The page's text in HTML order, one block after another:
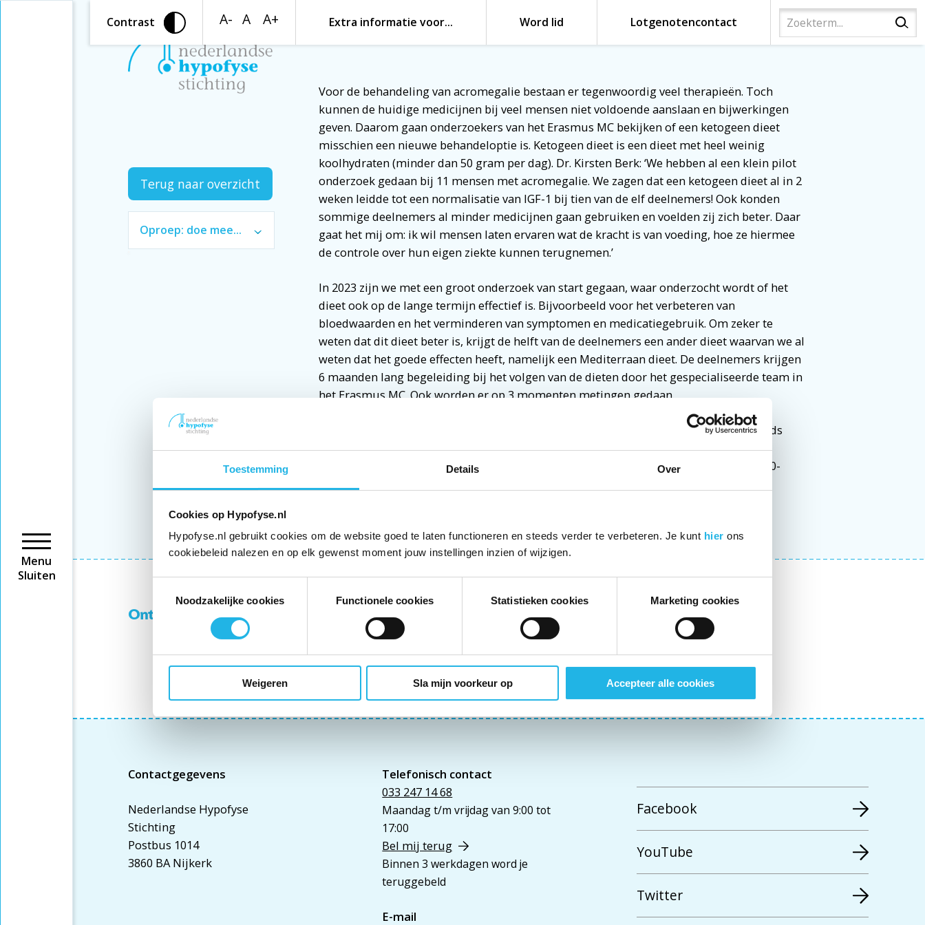
Toestemming Details Over
Cookies op Hypofyse.nl
Hypofyse.nl gebruikt cookies om de website goed te laten functioneren en steeds verder te verbeteren. Je kunt hier ons
cookiebeleid nalezen en op elk gewenst moment jouw instellingen inzien of wijzigen.
Noodzakelijke cookies
Functionele cookies Statistieken cookies Marketing cookies
Weigeren Sla mijn voorkeur op Accepteer alle cookies
Menu
Sluiten
Contrast A- A A+ Extra informatie voor… Word lid Lotgenotencontact
Voor de behandeling van acromegalie bestaan er tegenwoordig veel therapieën. Toch
kunnen de huidige medicijnen bij veel mensen niet voldoende aanslaan en bijwerkingen
geven. Daarom gaan onderzoekers van het Erasmus MC bekijken of een ketogeen dieet
misschien een nieuwe behandeloptie is. Ketogeen dieet is een dieet met heel weinig
koolhydraten (minder dan 50 gram per dag). Dr. Kirsten Berk: ‘We hebben al een klein pilot
onderzoek gedaan bij 11 mensen met acromegalie. We zagen dat een ketogeen dieet al in 2
weken leidde tot een normalisatie van IGF-1 bij tien van de elf deelnemers! Ook konden
sommige deelnemers al minder medicijnen gaan gebruiken en voelden zij zich beter. Daar
gaat het mij om: ik wil mensen laten ervaren wat de kracht is van voeding, hoe ze hiermee
de controle over hun eigen ziekte kunnen terugnemen.’
In 2023 zijn we met een groot onderzoek van start gegaan, waar onderzocht wordt of het
dieet ook op de lange termijn effectief is. Bijvoorbeeld voor het verbeteren van
bloedwaarden en het verminderen van symptomen en medicatiegebruik. Om zeker te
weten dat dit dieet beter is, krijgt de helft van de deelnemers een ander dieet waarvan we al
weten dat het goede effecten heeft, namelijk een Mediterraan dieet. De deelnemers krijgen
6 maanden lang begeleiding bij het volgen van de dieten door het gespecialiseerde team in
het Erasmus MC. Ook worden er op 3 momenten metingen gedaan.
We krijgen al veel positieve reacties van de mensen die meedoen! Er kunnen nog steeds
deelnemers aanmelden. Wilt u meedoen of meer informatie krijgen? Mail naar:
dietetiek@erasmusmc.nlmet als onderwerp: ‘ketoacro onderzoek’. Bellen kan ook: 010-
Terug naar overzicht
Oproep: doe mee
Ontvang 6 keer per jaar de gratis Hypofyse Nieuwsbrief
Contactgegevens
Nederlandse Hypofyse
Stichting
Postbus 1014
3860 BA Nijkerk
Telefonisch contact
033 247 14 68
Maandag t/m vrijdag van 9:00 tot
17:00
Bel mij terug
Binnen 3 werkdagen word je
teruggebeld
E-mail
Facebook
YouTube
Twitter